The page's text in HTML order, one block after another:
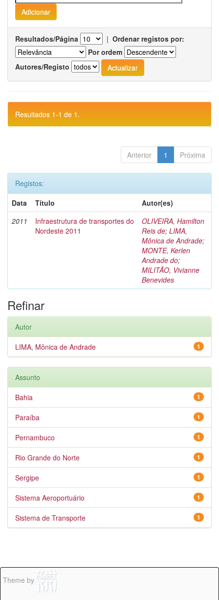
Resultados/Página | Ordenar registos por:
Por ordem
Autores/Registo
Resultados 1-1 de 1.
Anterior 1 Próxima
Registos:
Data
Título
Autor(es)
2011
Infraestrutura de transportes do
Nordeste 2011
OLIVEIRA, Hamilton
Reis de; LIMA,
Mônica de Andrade;
MONTE, Kerlen
Andrade do;
MILITÃO, Vivianne
Benevides
Refinar
Autor
1
LIMA, Mônica de Andrade
Assunto
1
Bahia
1
Paraíba
1
Pernambuco
1
Rio Grande do Norte
1
Sergipe
1
Sistema Aeroportuário
1
Sistema de Transporte
Theme by